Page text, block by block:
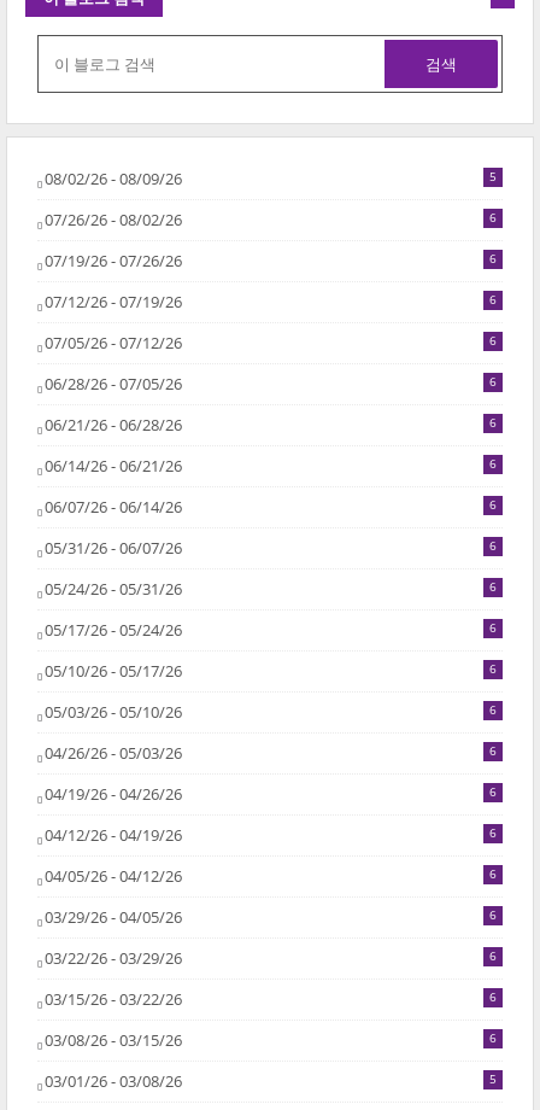
08/02/26 - 08/09/26 5
07/26/26 - 08/02/26 6
07/19/26 - 07/26/26 6
07/12/26 - 07/19/26 6
07/05/26 - 07/12/26 6
06/28/26 - 07/05/26 6
06/21/26 - 06/28/26 6
06/14/26 - 06/21/26 6
06/07/26 - 06/14/26 6
05/31/26 - 06/07/26 6
05/24/26 - 05/31/26 6
05/17/26 - 05/24/26 6
05/10/26 - 05/17/26 6
05/03/26 - 05/10/26 6
04/26/26 - 05/03/26 6
04/19/26 - 04/26/26 6
04/12/26 - 04/19/26 6
04/05/26 - 04/12/26 6
03/29/26 - 04/05/26 6
03/22/26 - 03/29/26 6
03/15/26 - 03/22/26 6
03/08/26 - 03/15/26 6
03/01/26 - 03/08/26 5